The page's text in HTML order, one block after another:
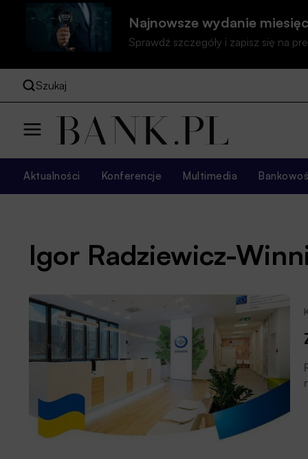
Najnowsze wydanie
Sprawdź szczegóły i zapisz się na
Szukaj
Aktualności Konferencje Multimedia
Igor Radziewicz-